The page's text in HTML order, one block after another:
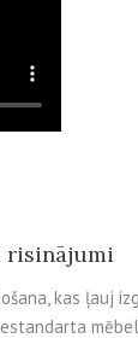
risinājumi
kas ļauj